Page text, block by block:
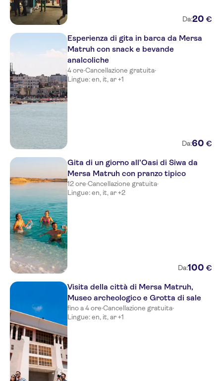
Da:20 €
Esperienza di gita in barca da Mersa
Matruh con snack e bevande
analcoliche
4 ore·Cancellazione gratuita·
Lingue: en, it, ar +1
Da:60 €
Gita di un giorno all’Oasi di Siwa da
Mersa Matruh con pranzo tipico
12 ore·Cancellazione gratuita·
Lingue: en, it, ar +2
Da:100 €
Visita della città di Mersa Matruh,
Museo archeologico e Grotta di sale
fino a 4 ore·Cancellazione gratuita·
Lingue: en, it, ar +1